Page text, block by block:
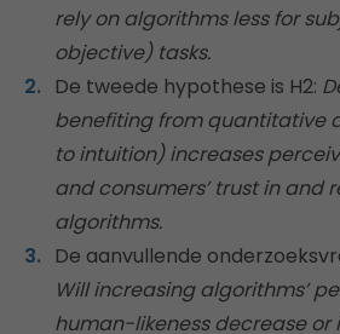
rely on algorithms less for
objective) tasks.
De tweede hypothese is H2:
benefiting from quantitative
to intuition) increases
and consumers’ trust in and
algorithms.
De aanvullende
Will increasing algorithms’
human-likeness decrease or